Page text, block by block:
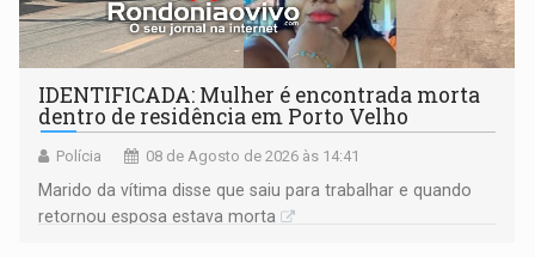
IDENTIFICADA: Mulher é encontrada morta
dentro de residência em Porto Velho
Polícia 08 de Agosto de 2026 às 14:41
Marido da vítima disse que saiu para trabalhar e quando
retornou esposa estava morta